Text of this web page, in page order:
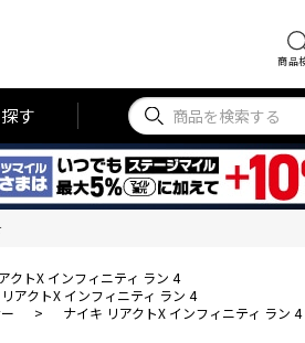
商品
す
クトX インフィニティ ラン 4
アクトX インフィニティ ラン 4
> ナイキ リアクトX インフィニティ ラン 4